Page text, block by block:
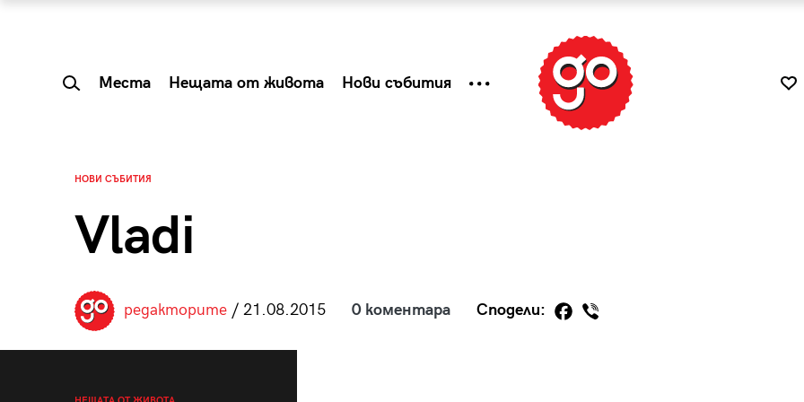
Места Нещата от живота Нови събития
НОВИ СЪБИТИЯ
Vladi
редакторите/ 21.08.2015 0 коментара Сподели: